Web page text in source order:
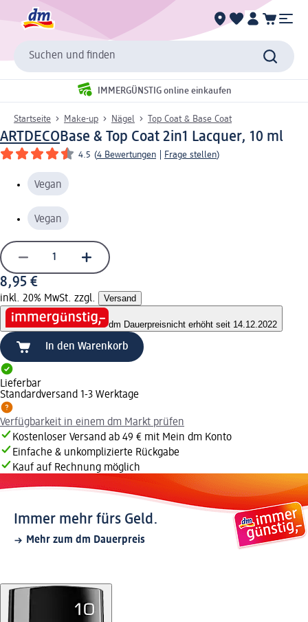
Suchen und finden
IMMERGÜNSTIG online einkaufen
Startseite Make-up Nägel Top Coat & Base Coat
ARTDECOBase & Top Coat 2in1 Lacquer, 10 ml
4.5 (4 Bewertungen Frage stellen)
Vegan
Vegan
8,95 €
inkl. 20% MwSt. zzgl. Versand
dm Dauerpreisnicht erhöht seit 14.12.2022
In den Warenkorb
Lieferbar
Standardversand 1-3 Werktage
Verfügbarkeit in einem dm Markt prüfen
Kostenloser Versand ab 49 € mit Mein dm Konto
Einfache & unkomplizierte Rückgabe
Kauf auf Rechnung möglich
Immer mehr fürs Geld.
Mehr zum dm Dauerpreis